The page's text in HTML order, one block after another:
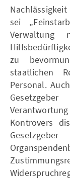
sei
zu
staatlichen
Personal.
Kontrovers